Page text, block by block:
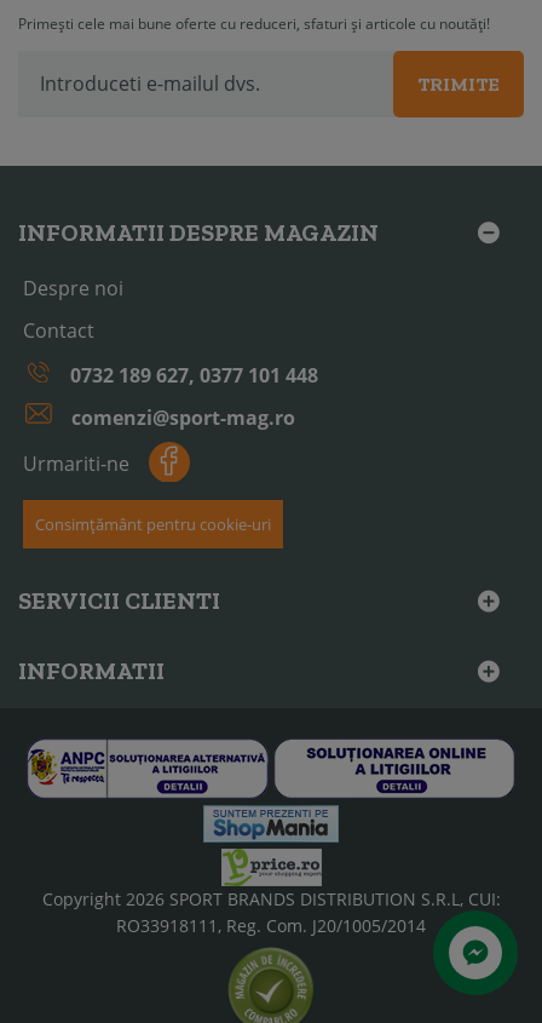
Primești cele mai bune oferte cu reduceri, sfaturi și articole cu noutăți!
TRIMITE
INFORMATII DESPRE MAGAZIN
Despre noi
Contact
0732 189 627, 0377 101 448
comenzi@sport-mag.ro
Urmariti-ne
Consimțământ pentru cookie-uri
SERVICII CLIENTI
INFORMATII
Copyright 2026 SPORT BRANDS DISTRIBUTION S.R.L, CUI:
RO33918111, Reg. Com. J20/1005/2014